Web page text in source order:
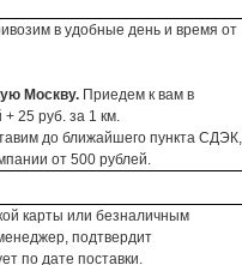
в удобные день и время от
Москву. Приедем к вам в
25 руб. за 1 км.
до ближайшего пункта СДЭК,
от 500 рублей.
карты или безналичным
подтвердит
по дате поставки.